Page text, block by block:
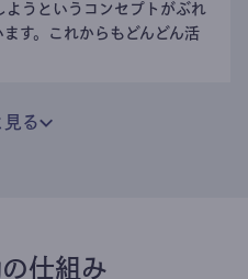
ようというコンセプトがぶれ
す。これからもどんどん活
見る
仕組み